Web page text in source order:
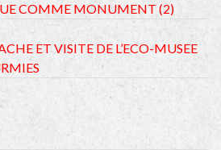
COMME MONUMENT (2)
ET VISITE DE L’ECO-MUSEE